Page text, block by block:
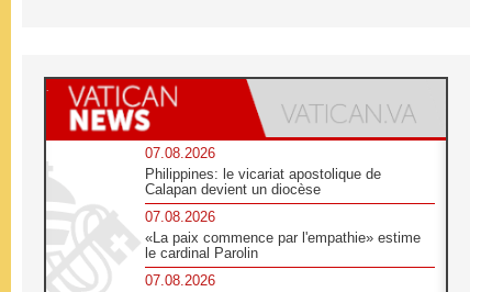
07.08.2026
Philippines: le vicariat apostolique de
Calapan devient un diocèse
07.08.2026
«La paix commence par l'empathie» estime
le cardinal Parolin
07.08.2026